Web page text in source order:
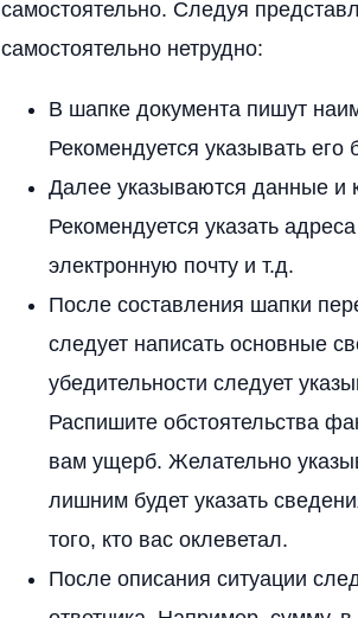
самостоятельно. Следуя
самостоятельно нетрудно:
В шапке документа пишут
Рекомендуется указывать
Далее указываются данные и
Рекомендуется указать
электронную почту и т.д.
После составления шапки
следует написать основные
убедительности следует
Распишите обстоятельства
вам ущерб. Желательно
лишним будет указать
того, кто вас оклеветал.
После описания ситуации